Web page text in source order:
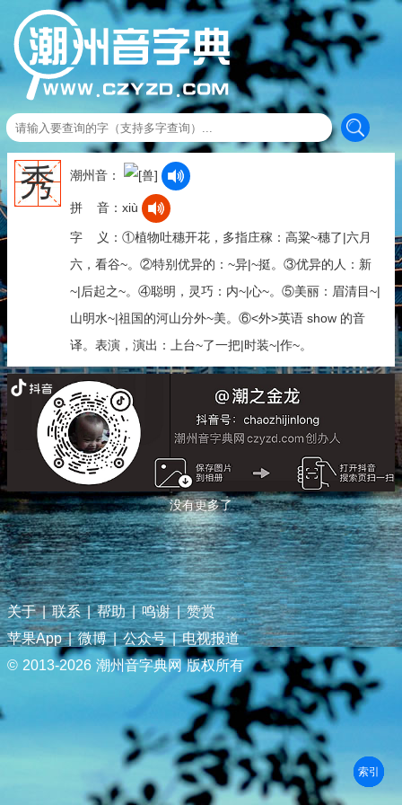
秀 潮州音：
拼 音：xiù
字 义：①植物吐穗开花，多指庄稼：高粱~穗了|六月
六，看谷~。②特别优异的：~异|~挺。③优异的人：新
~|后起之~。④聪明，灵巧：内~|心~。⑤美丽：眉清目~|
山明水~|祖国的河山分外~美。⑥<外>英语 show 的音
译。表演，演出：上台~了一把|时装~|作~。
没有更多了
关于 | 联系 | 帮助 | 鸣谢 | 赞赏
苹果App | 微博 | 公众号 | 电视报道
© 2013-2026 潮州音字典网 版权所有
部首
笔划
拼音
潮拼